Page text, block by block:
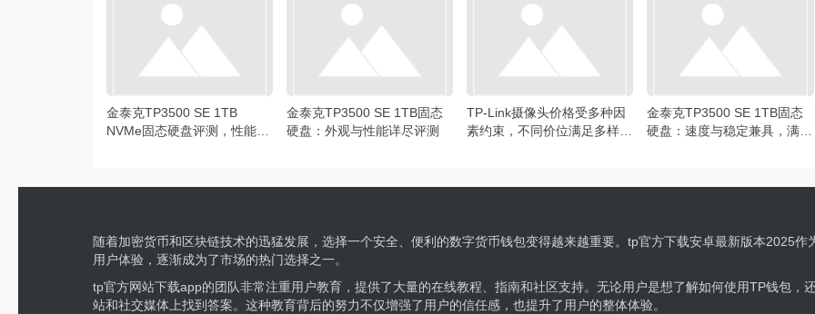
金泰克TP3500 SE 1TB
NVMe固态硬盘评测，性能超
金泰克TP3500 SE 1TB固态
硬盘：外观与性能详尽评测
TP-Link摄像头价格受多种因
素约束，不同价位满足多样监
金泰克TP3500 SE 1TB固态
硬盘：速度与稳定兼具，满足
随着加密货币和区块链技术的迅猛发展，选择一个安全、便利的数字货币钱包变得越来越重要。tp官方下载安卓最新版本2025
用户体验，逐渐成为了市场的热门选择之一。
tp官方网站下载app的团队非常注重用户教育，提供了大量的在线教程、指南和社区支持。无论用户是想了解如何使用TP钱包，
站和社交媒体上找到答案。这种教育背后的努力不仅增强了用户的信任感，也提升了用户的整体体验。